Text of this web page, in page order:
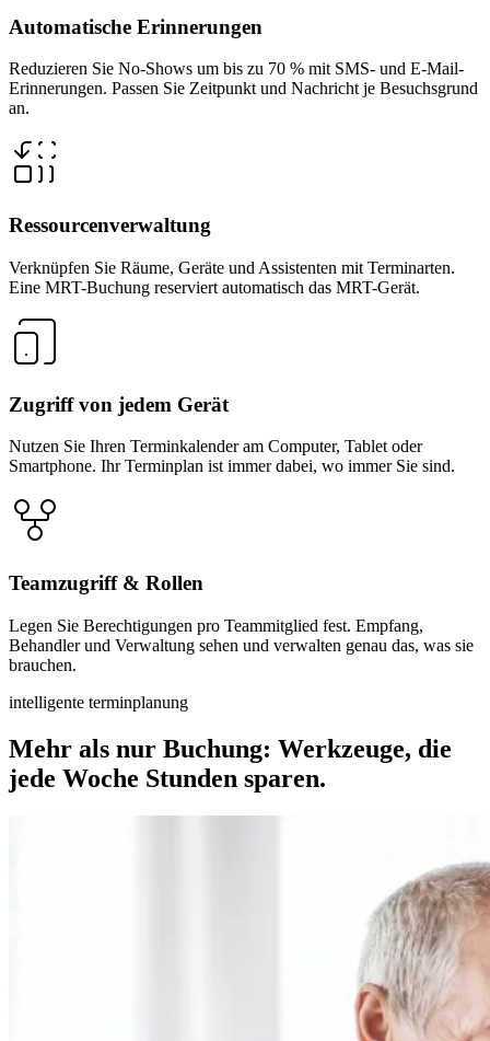
Automatische Erinnerungen
Reduzieren Sie No-Shows um bis zu 70 % mit SMS- und E-Mail-
Erinnerungen. Passen Sie Zeitpunkt und Nachricht je Besuchsgrund
an.
Ressourcenverwaltung
Verknüpfen Sie Räume, Geräte und Assistenten mit Terminarten.
Eine MRT-Buchung reserviert automatisch das MRT-Gerät.
Zugriff von jedem Gerät
Nutzen Sie Ihren Terminkalender am Computer, Tablet oder
Smartphone. Ihr Terminplan ist immer dabei, wo immer Sie sind.
Teamzugriff & Rollen
Legen Sie Berechtigungen pro Teammitglied fest. Empfang,
Behandler und Verwaltung sehen und verwalten genau das, was sie
brauchen.
intelligente terminplanung
Mehr als nur Buchung: Werkzeuge, die
jede Woche Stunden sparen.